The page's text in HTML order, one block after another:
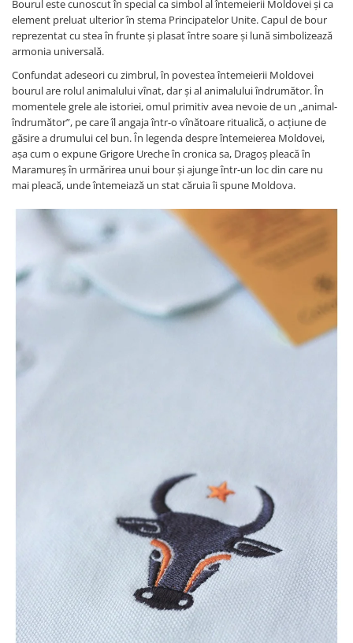
Bourul este cunoscut în special ca simbol al întemeierii Moldovei şi ca
element preluat ulterior în stema Principatelor Unite. Capul de bour
reprezentat cu stea în frunte şi plasat între soare şi lună simbolizează
armonia universală.
Confundat adeseori cu zimbrul, în povestea întemeierii Moldovei
bourul are rolul animalului vînat, dar şi al animalului îndrumător. În
momentele grele ale istoriei, omul primitiv avea nevoie de un „animal-
îndrumător”, pe care îl angaja într-o vînătoare ritualică, o acţiune de
găsire a drumului cel bun. În legenda despre întemeierea Moldovei,
aşa cum o expune Grigore Ureche în cronica sa, Dragoş pleacă în
Maramureş în urmărirea unui bour şi ajunge într-un loc din care nu
mai pleacă, unde întemeiază un stat căruia îi spune Moldova.